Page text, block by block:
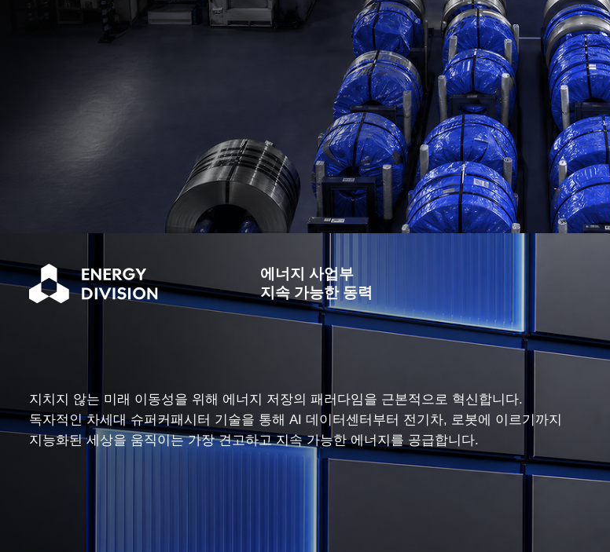
에너지 사업부
지속 가능한 동력
지치지 않는 미래 이동성을 위해 에너지 저장의 패러다임을 근본적으로 혁신합니다.
독자적인 차세대 슈퍼커패시터 기술을 통해 AI 데이터센터부터 전기차, 로봇에 이르기까지
지능화된 세상을 움직이는 가장 견고하고 지속 가능한 에너지를 공급합니다.